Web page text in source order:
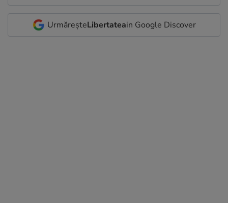
UrmăreșteLibertateain Google Discover